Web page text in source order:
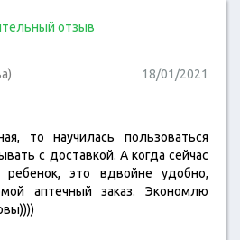
отзыв
18/01/2021
то научилась пользоваться
с доставкой. А когда сейчас
ребенок, это вдвойне удобно,
аптечный заказ. Экономлю